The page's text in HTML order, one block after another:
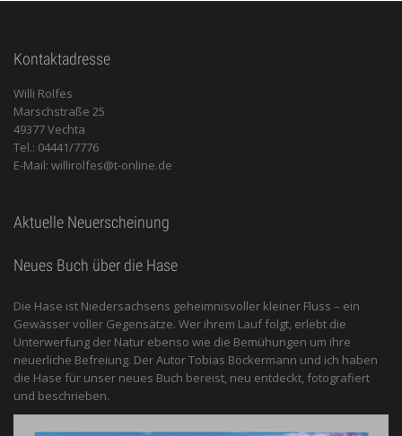
Kontaktadresse
Willi Rolfes
Marschstraße 25
49377 Vechta
Tel.: 04441/7776
E-Mail: willirolfes@t-online.de
Aktuelle Neuerscheinung
Neues Buch über die Hase
Die Hase ist Niedersachsens geheimnisvoller kleiner Fluss – ein
Gewässer voller Gegensätze. Wer ihrem Lauf folgt, erlebt die
Unterwerfung der Natur ebenso wie die Bemühungen um ihre
neuerliche Befreiung. Der Autor Tobias Böckermann und ich haben
die Hase für unser neues Buch bereist, neu entdeckt, fotografiert
und beschrieben.